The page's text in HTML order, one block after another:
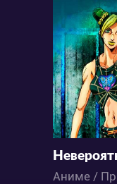
80